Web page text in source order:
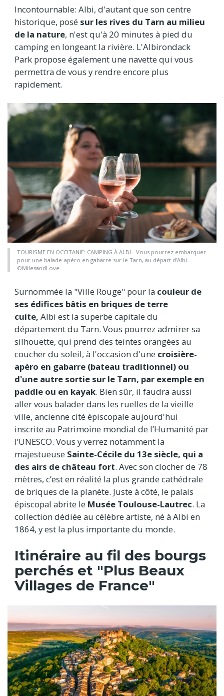
Incontournable: Albi, d'autant que son centre
historique, posé sur les rives du Tarn au milieu
de la nature, n'est qu'à 20 minutes à pied du
camping en longeant la rivière. L'Albirondack
Park propose également une navette qui vous
permettra de vous y rendre encore plus
rapidement.
TOURISME EN OCCITANIE: CAMPING À ALBI - Vous pourrez embarquer
pour une balade-apéro en gabarre sur le Tarn, au départ d'Albi.
©MilesandLove
Surnommée la "Ville Rouge" pour la couleur de
ses édifices bâtis en briques de terre
cuite, Albi est la superbe capitale du
département du Tarn. Vous pourrez admirer sa
silhouette, qui prend des teintes orangées au
coucher du soleil, à l'occasion d'une croisière-
apéro en gabarre (bateau traditionnel) ou
d'une autre sortie sur le Tarn, par exemple en
paddle ou en kayak. Bien sûr, il faudra aussi
aller vous balader dans les ruelles de la vieille
ville, ancienne cité épiscopale aujourd'hui
inscrite au Patrimoine mondial de l’Humanité par
l’UNESCO. Vous y verrez notamment la
majestueuse Sainte-Cécile du 13e siècle, qui a
des airs de château fort. Avec son clocher de 78
mètres, c’est en réalité la plus grande cathédrale
de briques de la planète. Juste à côté, le palais
épiscopal abrite le Musée Toulouse-Lautrec. La
collection dédiée au célèbre artiste, né à Albi en
1864, y est la plus importante du monde.
Itinéraire au fil des bourgs
perchés et "Plus Beaux
Villages de France"